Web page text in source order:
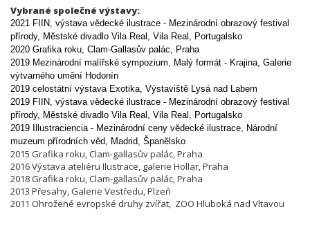
Vybrané společné výstavy:
2021 FIIN, výstava vědecké ilustrace - Mezinárodní obrazový festival
přírody, Městské divadlo Vila Real, Vila Real, Portugalsko
2020 Grafika roku, Clam-Gallasův palác, Praha
2019 Mezinárodní malířské sympozium, Malý formát - Krajina, Galerie
výtvarného umění Hodonín
2019 celostátní výstava Exotika, Výstaviště Lysá nad Labem
2019 FIIN, výstava vědecké ilustrace - Mezinárodní obrazový festival
přírody, Městské divadlo Vila Real, Vila Real, Portugalsko
2019 Illustraciencia - Mezinárodní ceny vědecké ilustrace,
Národní
muzeum přírodních věd, Madrid, Španělsko
2015 Grafika roku, Clam-gallasův palác, Praha
2016 Výstava ateliéru Ilustrace, galerie Hollar, Praha
2018 Grafika roku, Clam-gallasův palác, Praha
2013 Přesahy, Galerie Vestředu, Plzeň
2011 Ohrožené evropské druhy zvířat, ZOO Hluboká nad Vltavou